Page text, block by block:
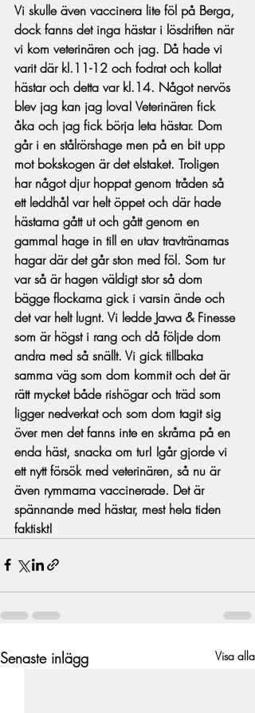
Vi skulle även vaccinera lite föl på Berga,
dock fanns det inga hästar i lösdriften när
vi kom veterinären och jag. Då hade vi
varit där kl.11-12 och fodrat och kollat
hästar och detta var kl.14. Något nervös
blev jag kan jag lova! Veterinären fick
åka och jag fick börja leta hästar. Dom
går i en stålrörshage men på en bit upp
mot bokskogen är det elstaket. Troligen
har något djur hoppat genom tråden så
ett leddhål var helt öppet och där hade
hästarna gått ut och gått genom en
gammal hage in till en utav travtränarnas
hagar där det går ston med föl. Som tur
var så är hagen väldigt stor så dom
bägge flockarna gick i varsin ände och
det var helt lugnt. Vi ledde Jawa & Finesse
som är högst i rang och då följde dom
andra med så snällt. Vi gick tillbaka
samma väg som dom kommit och det är
rätt mycket både rishögar och träd som
ligger nedverkat och som dom tagit sig
över men det fanns inte en skråma på en
enda häst, snacka om tur! Igår gjorde vi
ett nytt försök med veterinären, så nu är
även rymmarna vaccinerade. Det är
spännande med hästar, mest hela tiden
faktiskt!
Senaste inlägg Visa alla